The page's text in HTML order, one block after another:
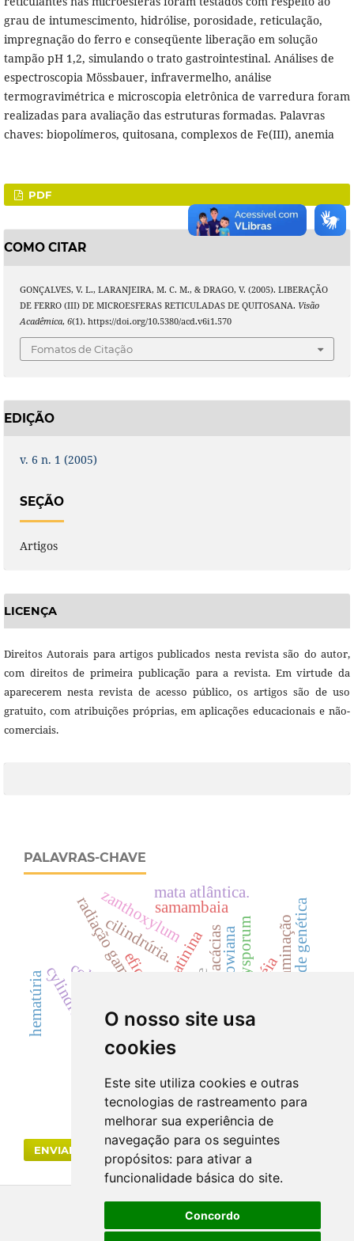
O nosso site usa
cookies
Este site utiliza cookies e outras
tecnologias de rastreamento para
melhorar sua experiência de
navegação para os seguintes
propósitos: para ativar a
funcionalidade básica do site.
Concordo
grau de intumescimento, hidrólise, porosidade, reticulação,
impregnação do ferro e conseqüente liberação em solução
tampão pH 1,2, simulando o trato gastrointestinal. Análises de
espectroscopia Mössbauer, infravermelho, análise
termogravimétrica e microscopia eletrônica de varredura foram
realizadas para avaliação das estruturas formadas. Palavras
chaves: biopolímeros, quitosana, complexos de Fe(III), anemia
PDF
COMO CITAR
GONÇALVES, V. L., LARANJEIRA, M. C. M., & DRAGO, V. (2005). LIBERAÇÃO
DE FERRO (III) DE MICROESFERAS RETICULADAS DE QUITOSANA. Visão
Acadêmica, 6(1). https://doi.org/10.5380/acd.v6i1.570
Fomatos de Citação
EDIÇÃO
v. 6 n. 1 (2005)
SEÇÃO
Artigos
LICENÇA
Direitos Autorais para artigos publicados nesta revista são do autor,
com direitos de primeira publicação para a revista. Em virtude da
aparecerem nesta revista de acesso público, os artigos são de uso
gratuito, com atribuições próprias, em aplicações educacionais e não-
comerciais.
PALAVRAS-CHAVE
creatinina
dicksoniaceae dicksonia sellowiana
cylindrocladium
colletotrichum acutatumfusarium oxysporum
acácias
cilindrúria.
uréia
hematúria descontaminação
radiação gama
landrace
zanthoxylum
rutaceae
samambaia
mata atlântica.
variabilidade genética
eficácia
cyp
ENVIAR SUBMISSÃO